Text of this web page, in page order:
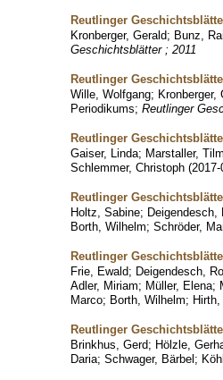
Reutlinger
Kronberger, Gerald; Bunz,
Geschichtsblätter ; 2011
Reutlinger
Wille, Wolfgang; Kronberger,
Periodikums; Reutlinger
Reutlinger
Gaiser, Linda; Marstaller,
Schlemmer, Christoph (
Reutlinger
Holtz, Sabine; Deigendesch,
Borth, Wilhelm; Schröder,
Reutlinger
Frie, Ewald; Deigendesch,
Adler, Miriam; Müller, Elena;
Marco; Borth, Wilhelm; Hirth,
Reutlinger
Brinkhus, Gerd; Hölzle,
Daria; Schwager, Bärbel;